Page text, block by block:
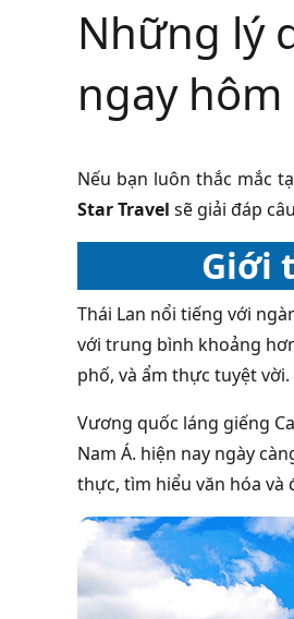
Những lý
ngay hôm
Nếu bạn luôn thắc mắc
Star Travel sẽ giải đáp
Giới
Thái Lan nổi tiếng với
với trung bình khoảng
phố, và ẩm thực tuyệt vời.
Vương quốc láng giếng
Nam Á. hiện nay ngày
thực, tìm hiểu văn hóa và